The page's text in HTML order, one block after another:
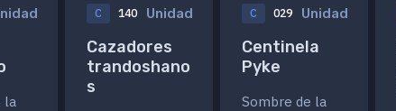
la
C 140 Unidad
Cazadores
trandoshano
s
C 029 Unidad
Centinela
Pyke
Sombre de la